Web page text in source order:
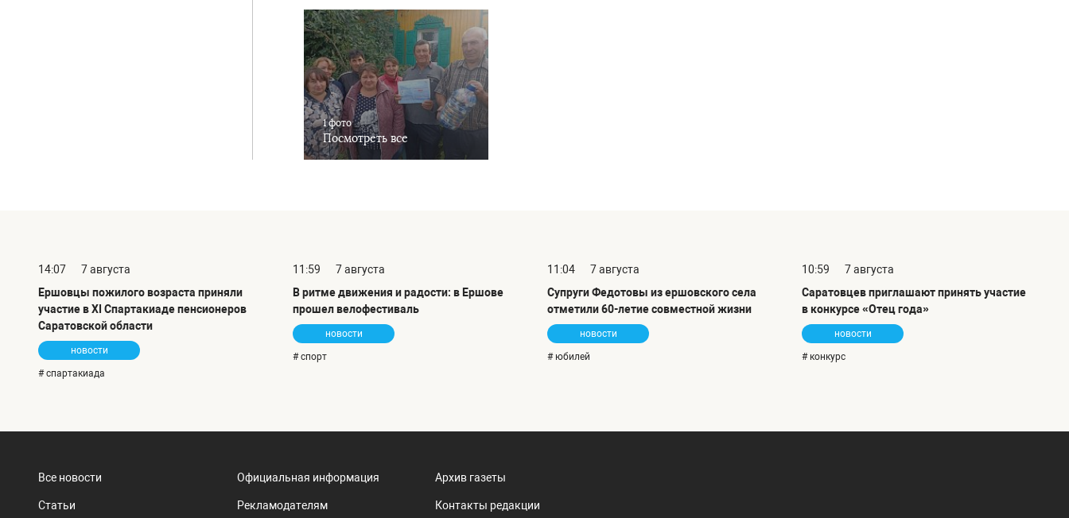
1 фото
Посмотреть все
14:07
7 августа
Ершовцы пожилого возраста приняли
участие в XI Спартакиаде пенсионеров
Саратовской области
новости
# спартакиада
11:59
7 августа
В ритме движения и радости: в Ершове
прошел велофестиваль
новости
# спорт
11:04
7 августа
Супруги Федотовы из ершовского села
отметили 60-летие совместной жизни
новости
# юбилей
10:59
7 августа
Саратовцев приглашают принять участие
в конкурсе «Отец года»
новости
# конкурс
Все новости
Статьи
Официальная информация
Рекламодателям
Архив газеты
Контакты редакции